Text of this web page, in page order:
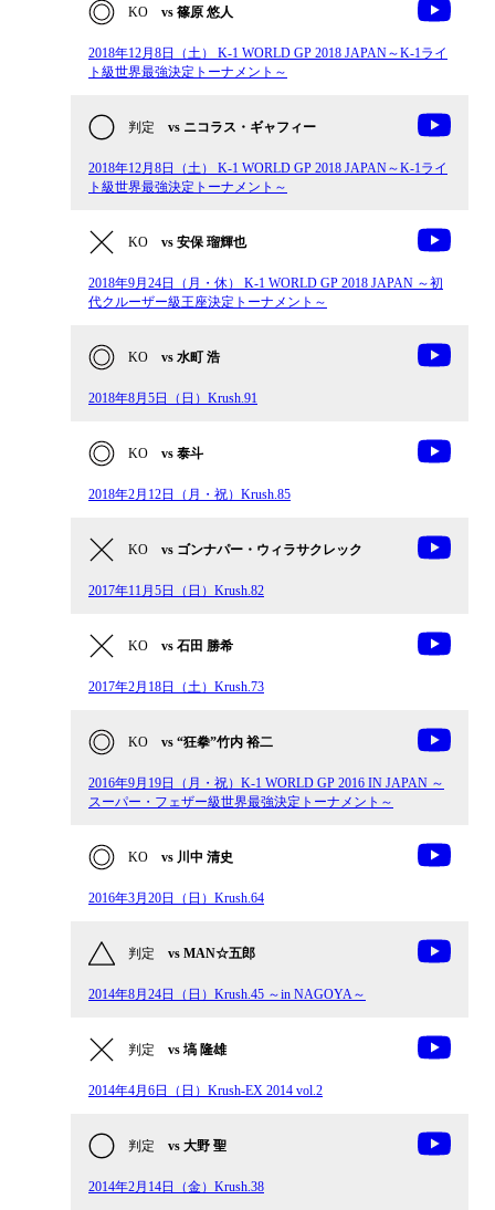
KO vs 篠原 悠人
2018年12月8日（土） K-1 WORLD GP 2018 JAPAN～K-1ライ
ト級世界最強決定トーナメント～
判定 vs ニコラス・ギャフィー
2018年12月8日（土） K-1 WORLD GP 2018 JAPAN～K-1ライ
ト級世界最強決定トーナメント～
KO vs 安保 瑠輝也
2018年9月24日（月・休） K-1 WORLD GP 2018 JAPAN ～初
代クルーザー級王座決定トーナメント～
KO vs 水町 浩
2018年8月5日（日）Krush.91
KO vs 泰斗
2018年2月12日（月・祝）Krush.85
KO vs ゴンナパー・ウィラサクレック
2017年11月5日（日）Krush.82
KO vs 石田 勝希
2017年2月18日（土）Krush.73
KO vs “狂拳”竹内 裕二
2016年9月19日（月・祝）K-1 WORLD GP 2016 IN JAPAN ～
スーパー・フェザー級世界最強決定トーナメント～
KO vs 川中 清史
2016年3月20日（日）Krush.64
判定 vs MAN☆五郎
2014年8月24日（日）Krush.45 ～in NAGOYA～
判定 vs 塙 隆雄
2014年4月6日（日）Krush-EX 2014 vol.2
判定 vs 大野 聖
2014年2月14日（金）Krush.38